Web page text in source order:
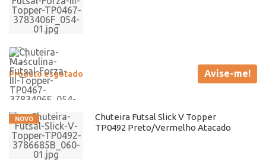
Produto esgotado Avise-me!
Chuteira Futsal Slick V Topper
TP0492 Preto/Vermelho Atacado